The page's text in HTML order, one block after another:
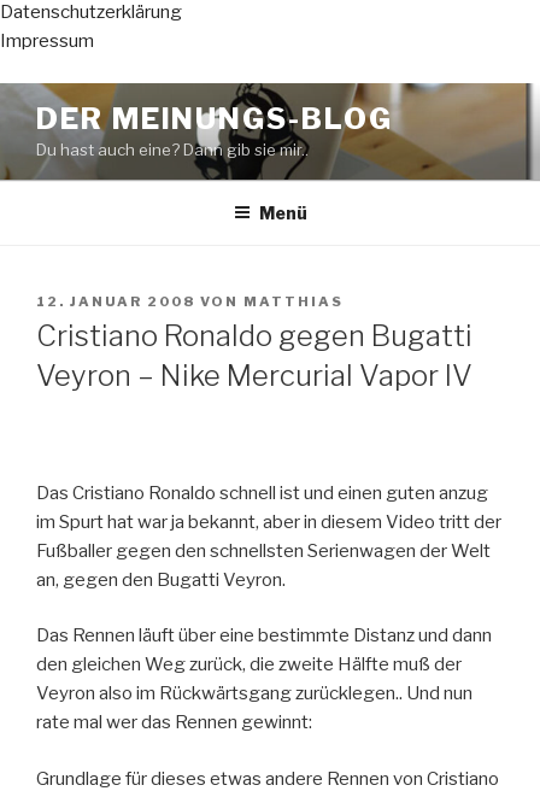
Datenschutzerklärung
Impressum
Zum
Inhalt
springen
DER MEINUNGS-BLOG
Du hast auch eine? Dann gib sie mir..
Menü
VERÖFFENTLICHT
AM
12. JANUAR 2008 VON MATTHIAS
Cristiano Ronaldo gegen Bugatti
Veyron – Nike Mercurial Vapor IV
Das Cristiano Ronaldo schnell ist und einen guten anzug
im Spurt hat war ja bekannt, aber in diesem Video tritt der
Fußballer gegen den schnellsten Serienwagen der Welt
an, gegen den Bugatti Veyron.
Das Rennen läuft über eine bestimmte Distanz und dann
den gleichen Weg zurück, die zweite Hälfte muß der
Veyron also im Rückwärtsgang zurücklegen.. Und nun
rate mal wer das Rennen gewinnt:
Grundlage für dieses etwas andere Rennen von Cristiano